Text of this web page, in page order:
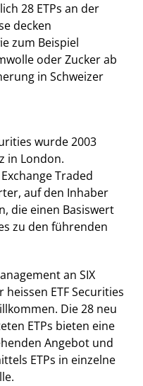
28 ETPs an der
decken
zum Beispiel
oder Zucker ab 
in Schweizer
wurde 2003
in London.
Traded
auf den Inhaber
die einen Basiswert
zu den führenden
an SIX
heissen ETF Securities
Die 28 neu
ETPs bieten eine
Angebot und
ETPs in einzelne